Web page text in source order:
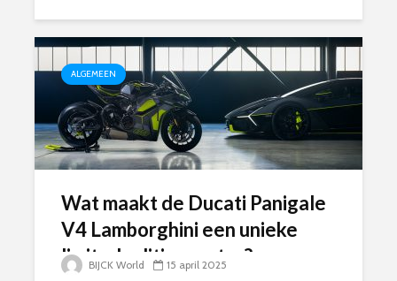
ALGEMEEN
Wat maakt de Ducati Panigale
V4 Lamborghini een unieke
limited edition motor?
BIJCK World 15 april 2025